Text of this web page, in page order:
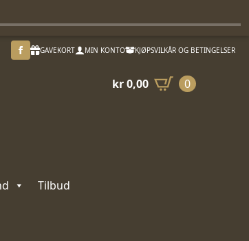
GAVEKORT MIN KONTO KJØPSVILKÅR OG BETINGELSER
kr0,00 0
Tilbud